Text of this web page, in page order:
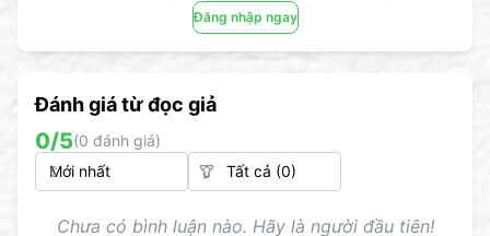
Đăng nhập ngay
Đánh giá từ đọc giả
0/5(0 đánh giá)
Chưa có bình luận nào. Hãy là người đầu tiên!